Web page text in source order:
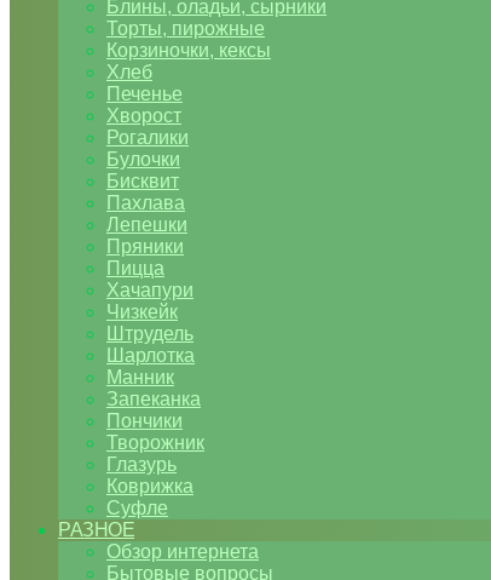
Блины, оладьи, сырники
Торты, пирожные
Корзиночки, кексы
Хлеб
Печенье
Хворост
Рогалики
Булочки
Бисквит
Пахлава
Лепешки
Пряники
Пицца
Хачапури
Чизкейк
Штрудель
Шарлотка
Манник
Запеканка
Пончики
Творожник
Глазурь
Коврижка
Суфле
РАЗНОЕ
Обзор интернета
Бытовые вопросы